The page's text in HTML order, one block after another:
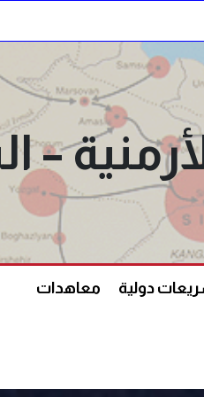
دولية معاهدات